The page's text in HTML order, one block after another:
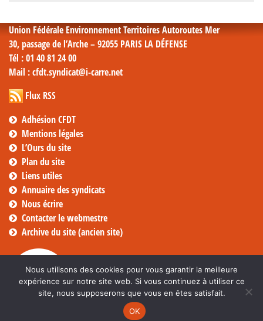
Union Fédérale Environnement Territoires Autoroutes Mer
30, passage de l’Arche – 92055 PARIS LA DÉFENSE
Tél : 01 40 81 24 00
Mail : cfdt.syndicat@i-carre.net
Flux RSS
Adhésion CFDT
Mentions légales
L’Ours du site
Plan du site
Liens utiles
Annuaire des syndicats
Nous écrire
Contacter le webmestre
Archive du site (ancien site)
Nous utilisons des cookies pour vous garantir la meilleure
expérience sur notre site web. Si vous continuez à utiliser ce
site, nous supposerons que vous en êtes satisfait.
OK